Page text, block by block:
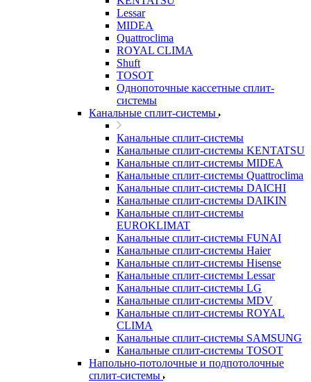
Lessar
MIDEA
Quattroclima
ROYAL CLIMA
Shuft
TOSOT
Однопоточные кассетные сплит-
системы
Канальные сплит-системы
Канальные сплит-системы
Канальные сплит-системы KENTATSU
Канальные сплит-системы MIDEA
Канальные сплит-системы Quattroclima
Канальные сплит-системы DAICHI
Канальные сплит-системы DAIKIN
Канальные сплит-системы
EUROKLIMAT
Канальные сплит-системы FUNAI
Канальные сплит-системы Haier
Канальные сплит-системы Hisense
Канальные сплит-системы Lessar
Канальные сплит-системы LG
Канальные сплит-системы MDV
Канальные сплит-системы ROYAL
CLIMA
Канальные сплит-системы SAMSUNG
Канальные сплит-системы TOSOT
Напольно-потолочные и подпотолочные
сплит-системы